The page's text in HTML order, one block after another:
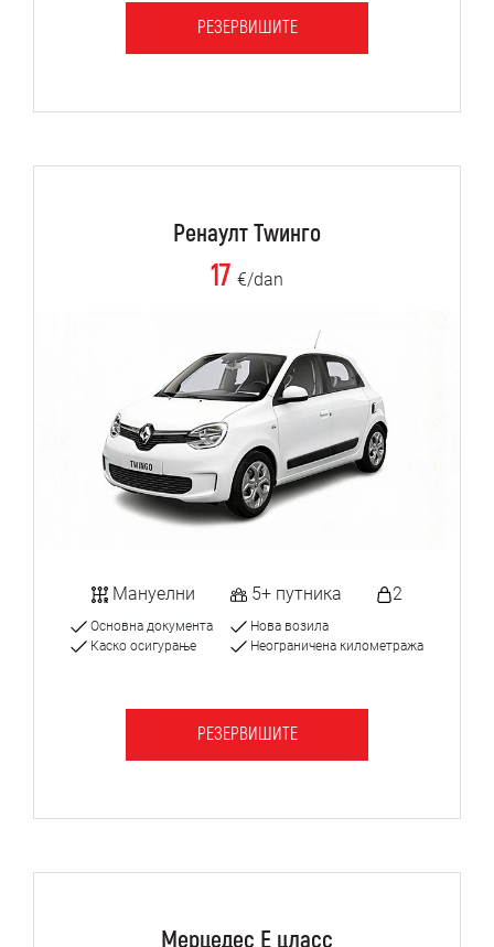
РЕЗЕРВИШИТЕ
Ренаулт Тwинго
17 €/dan
Мануелни 5+ путника 2
Основна документа
Каско осигурање
Нова возила
Неограничена километража
РЕЗЕРВИШИТЕ
Мерцедес Е цласс